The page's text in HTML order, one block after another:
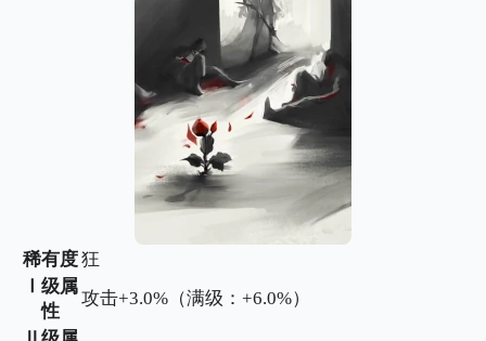
稀有度狂
Ⅰ级属
性
攻击+3.0%（满级：+6.0%）